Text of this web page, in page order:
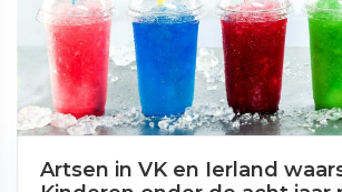
Artsen in VK en Ierland